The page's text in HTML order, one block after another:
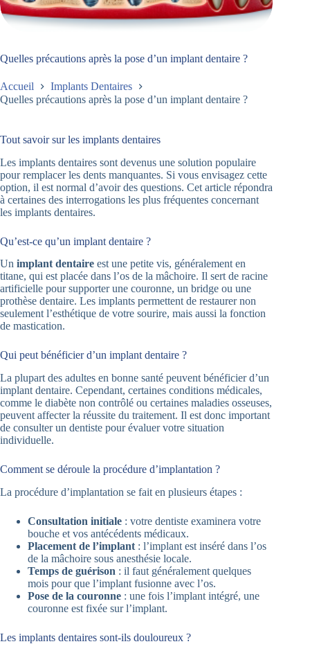
Quelles précautions après la pose d’un implant dentaire ?
Accueil
Implants Dentaires
Quelles précautions après la pose d’un implant dentaire ?
Tout savoir sur les implants dentaires
Les implants dentaires sont devenus une solution populaire
pour remplacer les dents manquantes. Si vous envisagez cette
option, il est normal d’avoir des questions. Cet article répondra
à certaines des interrogations les plus fréquentes concernant
les implants dentaires.
Qu’est-ce qu’un implant dentaire ?
Un implant dentaire est une petite vis, généralement en
titane, qui est placée dans l’os de la mâchoire. Il sert de racine
artificielle pour supporter une couronne, un bridge ou une
prothèse dentaire. Les implants permettent de restaurer non
seulement l’esthétique de votre sourire, mais aussi la fonction
de mastication.
Qui peut bénéficier d’un implant dentaire ?
La plupart des adultes en bonne santé peuvent bénéficier d’un
implant dentaire. Cependant, certaines conditions médicales,
comme le diabète non contrôlé ou certaines maladies osseuses,
peuvent affecter la réussite du traitement. Il est donc important
de consulter un dentiste pour évaluer votre situation
individuelle.
Comment se déroule la procédure d’implantation ?
La procédure d’implantation se fait en plusieurs étapes :
Consultation initiale : votre dentiste examinera votre
bouche et vos antécédents médicaux.
Placement de l’implant : l’implant est inséré dans l’os
de la mâchoire sous anesthésie locale.
Temps de guérison : il faut généralement quelques
mois pour que l’implant fusionne avec l’os.
Pose de la couronne : une fois l’implant intégré, une
couronne est fixée sur l’implant.
Les implants dentaires sont-ils douloureux ?